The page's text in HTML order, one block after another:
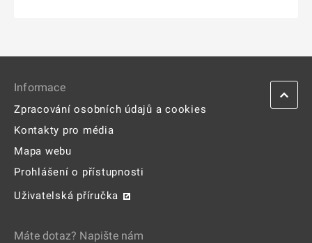
Informace
Zpracování osobních údajů a cookies
Kontakty pro média
Mapa webu
Prohlášení o přístupnosti
Uživatelská příručka
Máte dotaz? Napište nám